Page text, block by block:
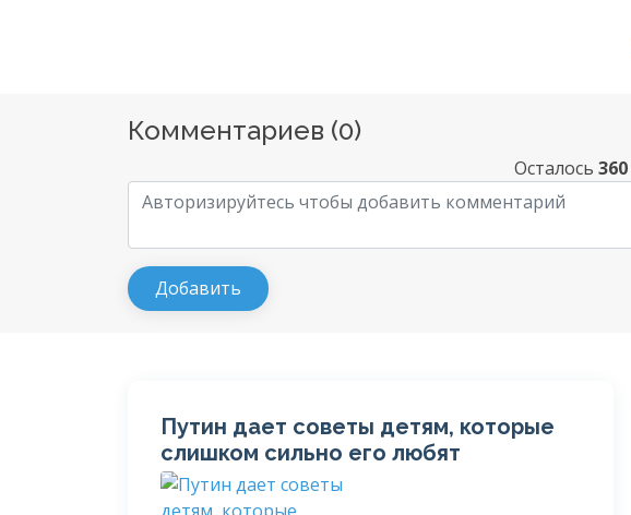
Комментариев (0)
Осталось 360
Путин дает советы детям, которые
слишком сильно его любят